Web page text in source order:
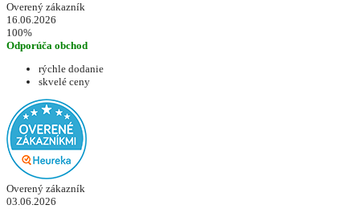
Overený zákazník
16.06.2026
100%
Odporúča obchod
rýchle dodanie
skvelé ceny
Overený zákazník
03.06.2026